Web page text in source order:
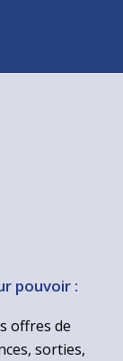
pouvoir :
offres de
sorties,